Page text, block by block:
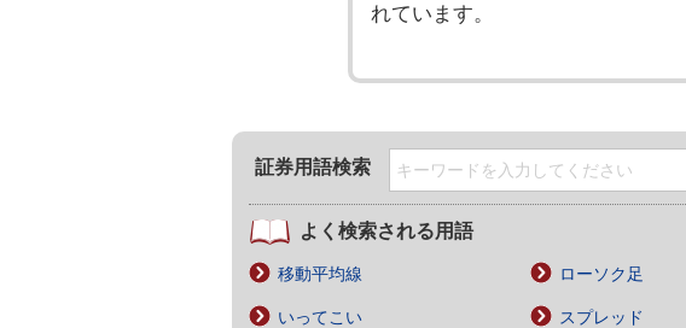
れています。
証券用語検索
よく検索される用語
移動平均線 ローソク足
いってこい スプレッド